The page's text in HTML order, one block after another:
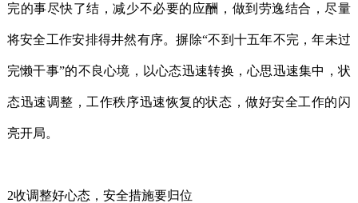
完的事尽快了结，减少不必要的应酬，做到劳逸结合，尽量
将安全工作安排得井然有序。摒除“不到十五年不完，年未过
完懒干事”的不良心境，以心态迅速转换，心思迅速集中，状
态迅速调整，工作秩序迅速恢复的状态，做好安全工作的闪
亮开局。
2收调整好心态，安全措施要归位